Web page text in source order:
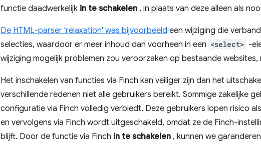
functie daadwerkelijk in te schakelen , in plaats van deze alleen als
De HTML-parser 'relaxation' was bijvoorbeeld een wijziging die
selecties, waardoor er meer inhoud dan voorheen in een <select> -
wijziging mogelijk problemen zou veroorzaken op bestaande
Het inschakelen van functies via Finch kan veiliger zijn dan het
verschillende redenen niet alle gebruikers bereikt. Sommige zakelijke
configuratie via Finch volledig verbiedt. Deze gebruikers lopen risico
en vervolgens via Finch wordt uitgeschakeld, omdat ze de Finch-
blijft. Door de functie via Finch in te schakelen , kunnen we